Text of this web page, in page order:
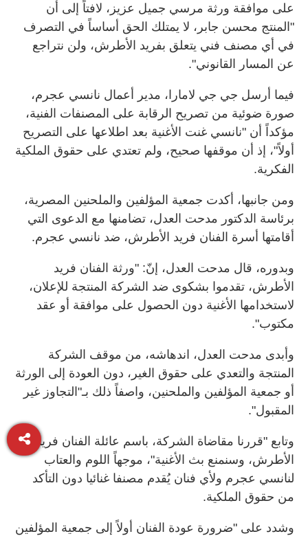
على موافقة ورثة مرسي جميل عزيز، لافتاً إلى أن
"المنتج محسن جابر، لا يمتلك الحق أساساً في التصرف
في أي مصنف فني يتعلق بفريد الأطرش، ولن نتراجع
عن المسار القانوني".
فيما أرسل جي جي لامارا، مدير أعمال نانسي عجرم،
صورة ضوئية من تصريح الرقابة على المصنفات الفنية،
مؤكداً أن "نانسي غنت الأغنية بعد اطلاعها على التصريح
أولاً"، إذ أن موقفها صحيح، ولم تعتدي على حقوق الملكية
الفكرية.
ومن جانبها، أكدت جمعية المؤلفين والملحنين المصرية،
برئاسة الدكتور مدحت العدل، تضامنها مع الدعوى التي
أقامتها أسرة الفنان فريد الأطرش، ضد نانسي عجرم.
وبدوره، قال مدحت العدل، إنّ: "ورثة الفنان فريد
الأطرش، تقدموا بشكوى ضد الشركة المنتجة للإعلان،
لاستخدامها الأغنية دون الحصول على موافقة أو عقد
مكتوب".
وأبدى مدحت العدل، اندهاشه، من موقف الشركة
المنتجة والتعدي على حقوق الغير، دون العودة إلى الورثة
أو جمعية المؤلفين والملحنين، واصفاً ذلك بـ"التجاوز غير
المقبول".
وتابع "قررنا مقاضاة الشركة، باسم عائلة الفنان فريد
الأطرش، وسنمنع بث الأغنية"، موجهاً اللوم والعتاب
لنانسي عجرم ولأي فنان يُقدم مصنفا غنائيا دون التأكد
من حقوق الملكية.
وشدد على "ضرورة عودة الفنان أولاً إلى جمعية المؤلفين